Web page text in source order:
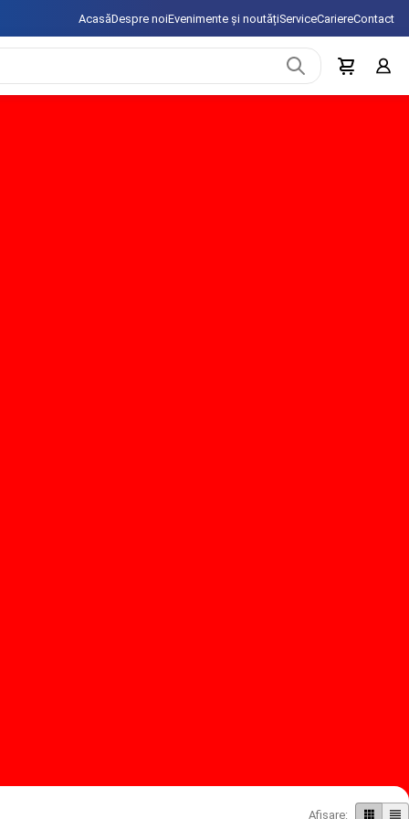
AcasăDespre noiEvenimente și noutățiServiceCariereContact